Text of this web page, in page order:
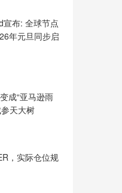
宣布: 全球节点
年元旦同步启
成“亚马逊雨
天大树
，实际仓位规